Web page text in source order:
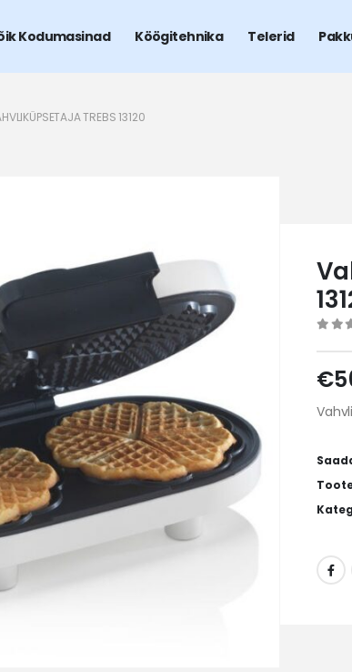
Kodumasinad Köögitehnika Telerid
TREBS 13120
€